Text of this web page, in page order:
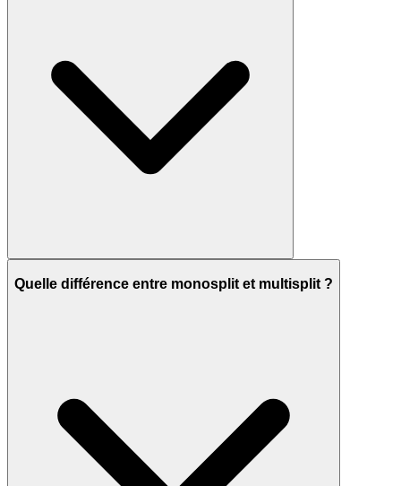
Quelle différence entre monosplit et multisplit ?